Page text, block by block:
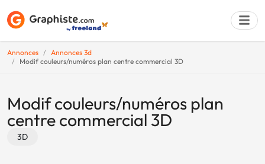
Annonces
Annonces 3d
Modif couleurs/numéros plan centre commercial 3D
Modif couleurs/numéros plan
centre commercial 3D
3D